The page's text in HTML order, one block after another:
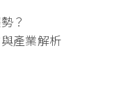
？
產業解析